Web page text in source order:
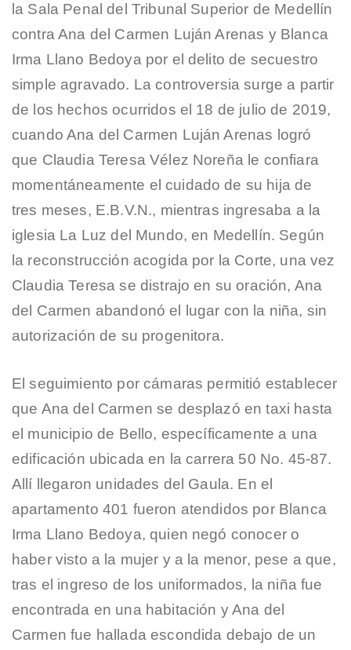
la Sala Penal del Tribunal Superior de Medellín
contra Ana del Carmen Luján Arenas y Blanca
Irma Llano Bedoya por el delito de secuestro
simple agravado. La controversia surge a partir
de los hechos ocurridos el 18 de julio de 2019,
cuando Ana del Carmen Luján Arenas logró
que Claudia Teresa Vélez Noreña le confiara
momentáneamente el cuidado de su hija de
tres meses, E.B.V.N., mientras ingresaba a la
iglesia La Luz del Mundo, en Medellín. Según
la reconstrucción acogida por la Corte, una vez
Claudia Teresa se distrajo en su oración, Ana
del Carmen abandonó el lugar con la niña, sin
autorización de su progenitora.
El seguimiento por cámaras permitió establecer
que Ana del Carmen se desplazó en taxi hasta
el municipio de Bello, específicamente a una
edificación ubicada en la carrera 50 No. 45-87.
Allí llegaron unidades del Gaula. En el
apartamento 401 fueron atendidos por Blanca
Irma Llano Bedoya, quien negó conocer o
haber visto a la mujer y a la menor, pese a que,
tras el ingreso de los uniformados, la niña fue
encontrada en una habitación y Ana del
Carmen fue hallada escondida debajo de un